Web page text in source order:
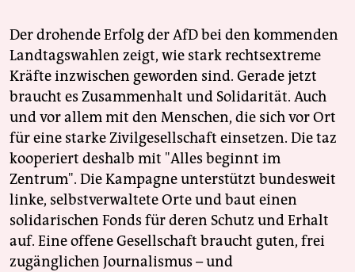
Der drohende Erfolg der AfD bei den kommenden
Landtagswahlen zeigt, wie stark rechtsextreme
Kräfte inzwischen geworden sind. Gerade jetzt
braucht es Zusammenhalt und Solidarität. Auch
und vor allem mit den Menschen, die sich vor Ort
für eine starke Zivilgesellschaft einsetzen. Die taz
kooperiert deshalb mit "Alles beginnt im
Zentrum". Die Kampagne unterstützt bundesweit
linke, selbstverwaltete Orte und baut einen
solidarischen Fonds für deren Schutz und Erhalt
auf. Eine offene Gesellschaft braucht guten, frei
zugänglichen Journalismus – und